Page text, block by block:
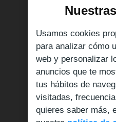
números Lebara
En Canarias,
impuesto
Usamos cookies
para analizar cómo
web y personalizar
anuncios que te
tus hábitos de
visitadas,
quieres saber más,